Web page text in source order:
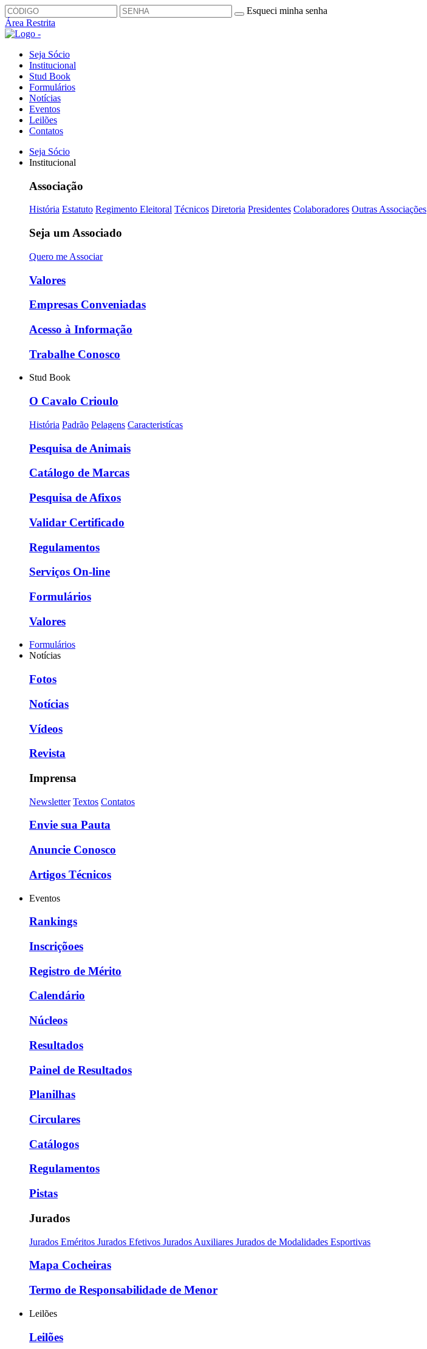
Esqueci minha senha
Área Restrita
Seja Sócio
Institucional
Stud Book
Formulários
Notícias
Eventos
Leilões
Contatos
Seja Sócio
Institucional
Associação
História Estatuto Regimento Eleitoral Técnicos Diretoria Presidentes Colaboradores Outras Associações
Seja um Associado
Quero me Associar
Valores
Empresas Conveniadas
Acesso à Informação
Trabalhe Conosco
Stud Book
O Cavalo Crioulo
História Padrão Pelagens Caracteristícas
Pesquisa de Animais
Catálogo de Marcas
Pesquisa de Afixos
Validar Certificado
Regulamentos
Serviços On-line
Formulários
Valores
Formulários
Notícias
Fotos
Notícias
Vídeos
Revista
Imprensa
Newsletter Textos Contatos
Envie sua Pauta
Anuncie Conosco
Artigos Técnicos
Eventos
Rankings
Inscriçõoes
Registro de Mérito
Calendário
Núcleos
Resultados
Painel de Resultados
Planilhas
Circulares
Catálogos
Regulamentos
Pistas
Jurados
Jurados Eméritos Jurados Efetivos Jurados Auxiliares Jurados de Modalidades Esportivas
Mapa Cocheiras
Termo de Responsabilidade de Menor
Leilões
Leilões